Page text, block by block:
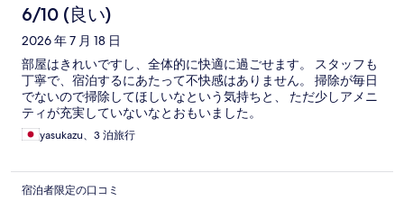
コ
ミ
6/10 (良い)
2026 年 7 月 18 日
部屋はきれいですし、全体的に快適に過ごせます。 スタッフも
丁寧で、宿泊するにあたって不快感はありません。 掃除が毎日
でないので掃除してほしいなという気持ちと、 ただ少しアメニ
ティが充実していないなとおもいました。
yasukazu、3 泊旅行
宿泊者限定の口コミ